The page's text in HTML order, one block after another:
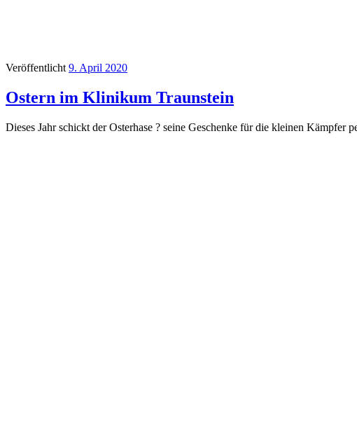
Veröffentlicht 9. April 2020
Ostern im Klinikum Traunstein
Dieses Jahr schickt der Osterhase ? seine Geschenke für die kleinen